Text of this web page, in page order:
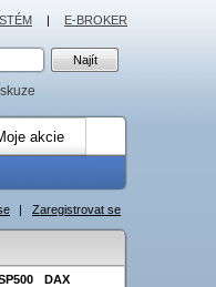
akcie
| Zaregistrovat se
DAX
| E-BROKER